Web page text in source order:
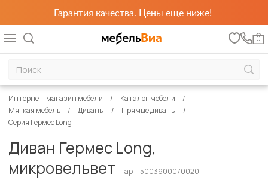
Гарантия качества. Цены еще ниже!
0
Интернет-магазин мебели
Каталог мебели
Мягкая мебель
Диваны
Прямые диваны
Серия Гермес Long
Диван Гермес Long,
микровельвет
арт. 5003900070020